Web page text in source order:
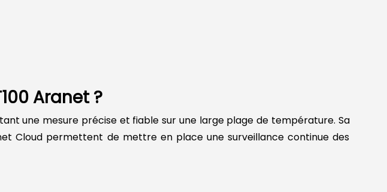
Aranet ?
une mesure précise et fiable sur une large plage de température. Sa
Cloud permettent de mettre en place une surveillance continue des